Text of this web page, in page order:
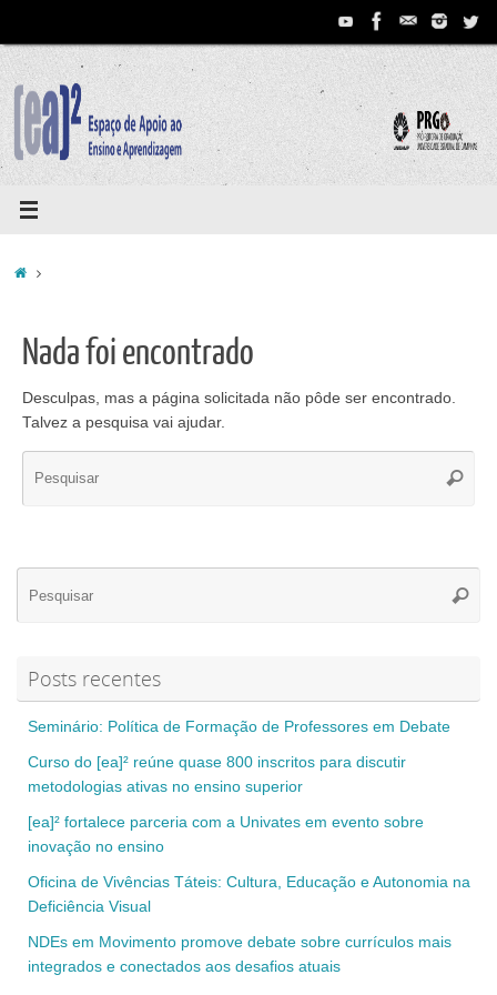
conteúdo
Home
Nada foi encontrado
Desculpas, mas a página solicitada não pôde ser encontrado.
Talvez a pesquisa vai ajudar.
Posts recentes
Seminário: Política de Formação de Professores em Debate
Curso do [ea]² reúne quase 800 inscritos para discutir
metodologias ativas no ensino superior
[ea]² fortalece parceria com a Univates em evento sobre
inovação no ensino
Oficina de Vivências Táteis: Cultura, Educação e Autonomia na
Deficiência Visual
NDEs em Movimento promove debate sobre currículos mais
integrados e conectados aos desafios atuais